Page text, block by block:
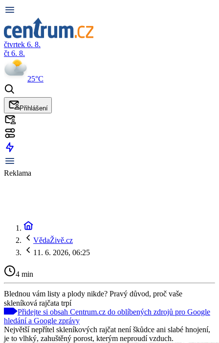
čtvrtek 6. 8.
čt 6. 8.
25°C
Přihlášení
Reklama
VědaŽivě.cz
11. 6. 2026, 06:25
4 min
Blednou vám listy a plody nikde? Pravý důvod, proč vaše
skleníková rajčata trpí
Přidejte si obsah Centrum.cz do oblíbených zdrojů pro Google
hledání a Google zprávy
Největší nepřítel skleníkových rajčat není škůdce ani slabé hnojení,
je to vlhký, zahuštěný porost, kterým neproudí vzduch.